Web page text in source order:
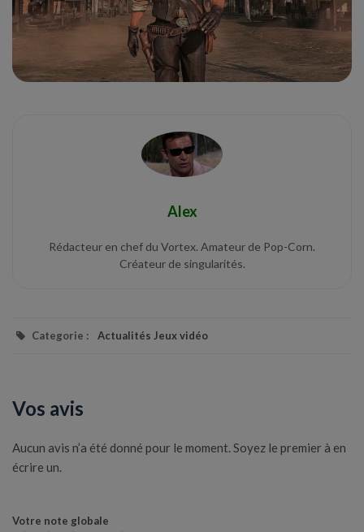
Alex
Rédacteur en chef du Vortex. Amateur de Pop-Corn.
Créateur de singularités.
Categorie : Actualités Jeux vidéo
Vos avis
Aucun avis n’a été donné pour le moment. Soyez le premier à en
écrire un.
Votre note globale